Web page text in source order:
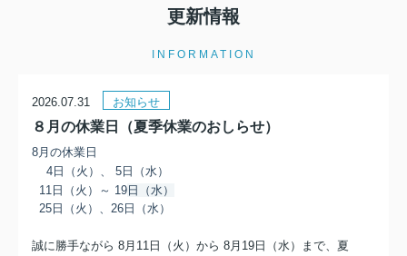
更新情報
INFORMATION
2026.07.31 お知らせ
８月の休業日（夏季休業のおしらせ）
8月の休業日
4日（火）、 5日（水）
11日（火）～ 19日（水）
25日（火）、26日（水）
誠に勝手ながら 8月11日（火）から 8月19日（水）まで、夏